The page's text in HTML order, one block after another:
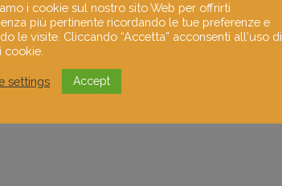
i cookie sul nostro sito Web per offrirti
più pertinente ricordando le tue preferenze e
le visite. Cliccando “Accetta” acconsenti all'uso di
cookie.
settings Accept